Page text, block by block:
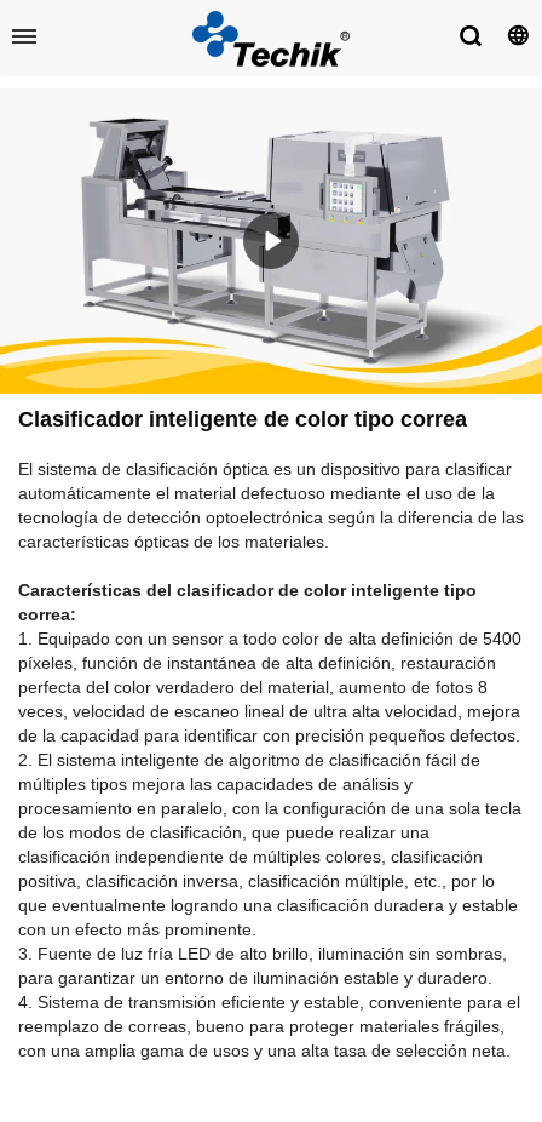
Clasificador inteligente de color tipo correa
El sistema de clasificación óptica es un dispositivo para clasificar
automáticamente el material defectuoso mediante el uso de la
tecnología de detección optoelectrónica según la diferencia de las
características ópticas de los materiales.
Características del clasificador de color inteligente tipo
correa:
1. Equipado con un sensor a todo color de alta definición de 5400
píxeles, función de instantánea de alta definición, restauración
perfecta del color verdadero del material, aumento de fotos 8
veces, velocidad de escaneo lineal de ultra alta velocidad, mejora
de la capacidad para identificar con precisión pequeños defectos.
2. El sistema inteligente de algoritmo de clasificación fácil de
múltiples tipos mejora las capacidades de análisis y
procesamiento en paralelo, con la configuración de una sola tecla
de los modos de clasificación, que puede realizar una
clasificación independiente de múltiples colores, clasificación
positiva, clasificación inversa, clasificación múltiple, etc., por lo
que eventualmente logrando una clasificación duradera y estable
con un efecto más prominente.
3. Fuente de luz fría LED de alto brillo, iluminación sin sombras,
para garantizar un entorno de iluminación estable y duradero.
4. Sistema de transmisión eficiente y estable, conveniente para el
reemplazo de correas, bueno para proteger materiales frágiles,
con una amplia gama de usos y una alta tasa de selección neta.